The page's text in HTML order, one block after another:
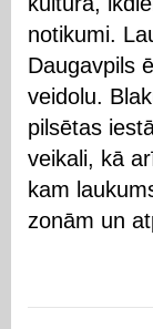
notikumi.
Daugavpils
veidolu.
pilsētas
veikali, kā
kam
zonām un